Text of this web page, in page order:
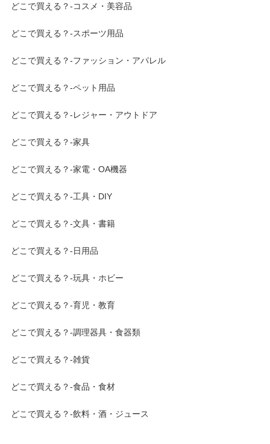
どこで買える？-コスメ・美容品
どこで買える？-スポーツ用品
どこで買える？-ファッション・アパレル
どこで買える？-ペット用品
どこで買える？-レジャー・アウトドア
どこで買える？-家具
どこで買える？-家電・OA機器
どこで買える？-工具・DIY
どこで買える？-文具・書籍
どこで買える？-日用品
どこで買える？-玩具・ホビー
どこで買える？-育児・教育
どこで買える？-調理器具・食器類
どこで買える？-雑貨
どこで買える？-食品・食材
どこで買える？-飲料・酒・ジュース